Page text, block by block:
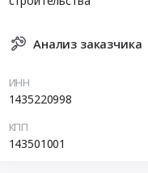
Анализ заказчика
ИНН
1435220998
КПП
143501001